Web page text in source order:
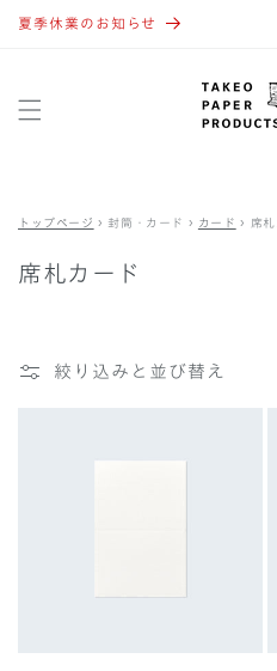
ンツに
夏季休業のお知らせ
トップページ › 封筒・カード › カード › 席
席札カード
絞り込みと並び替え